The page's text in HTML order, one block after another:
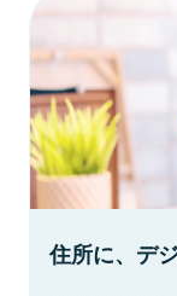
住所に、デ